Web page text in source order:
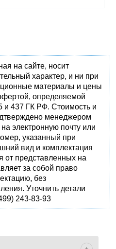
на сайте, носит
характер, и ни при
материалы и цены
определяемой
и 437 ГК РФ. Стоимость и
менеджером
электронную почту или
указанный при
вид и комплектация
от представленных на
за собой право
без
Уточнить детали
243-83-93